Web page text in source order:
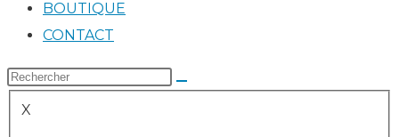
BOUTIQUE
CONTACT
X